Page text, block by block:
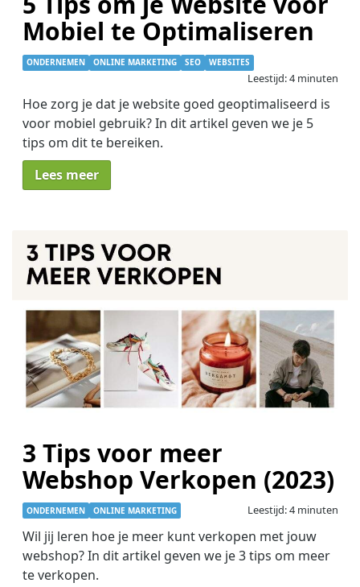
Mobiel te Optimaliseren
ONDERNEMEN ONLINE MARKETING SEO WEBSITES
Leestijd: 4 minuten
Hoe zorg je dat je website goed geoptimaliseerd is
voor mobiel gebruik? In dit artikel geven we je 5
tips om dit te bereiken.
Lees meer
3 Tips voor meer
Webshop Verkopen (2023)
ONDERNEMEN ONLINE MARKETING Leestijd: 4 minuten
Wil jij leren hoe je meer kunt verkopen met jouw
webshop? In dit artikel geven we je 3 tips om meer
te verkopen.